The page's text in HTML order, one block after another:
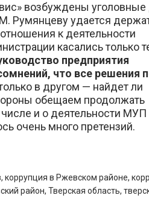
возбуждены уголовные
Румянцеву удается
к деятельности
касали­сь только
предприятия
что все решения
в другом — найдет ли
обещаем продолжать
и о деятельности МУП
очень много претензий.
, коррупция в Ржевском районе,
район, Тверская область,